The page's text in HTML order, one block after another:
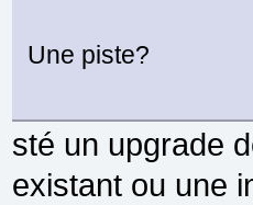
Une piste?
sté un upgrade
existant ou une